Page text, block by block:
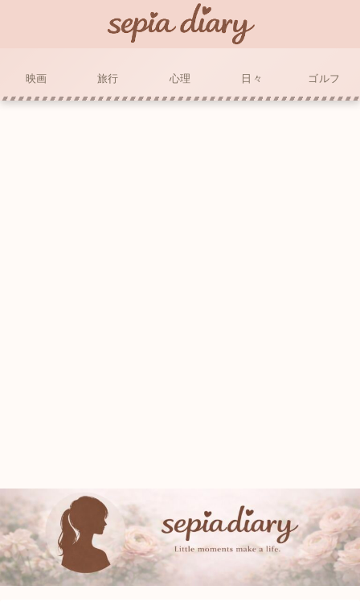
映画 旅行 心理 日々 ゴルフ